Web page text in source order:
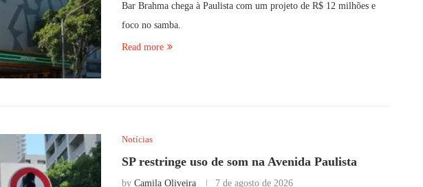
Bar Brahma chega à Paulista com um projeto de R$ 12 milhões e
foco no samba.
Read more
Notícias
SP restringe uso de som na Avenida Paulista
by Camila Oliveira 7 de agosto de 2026